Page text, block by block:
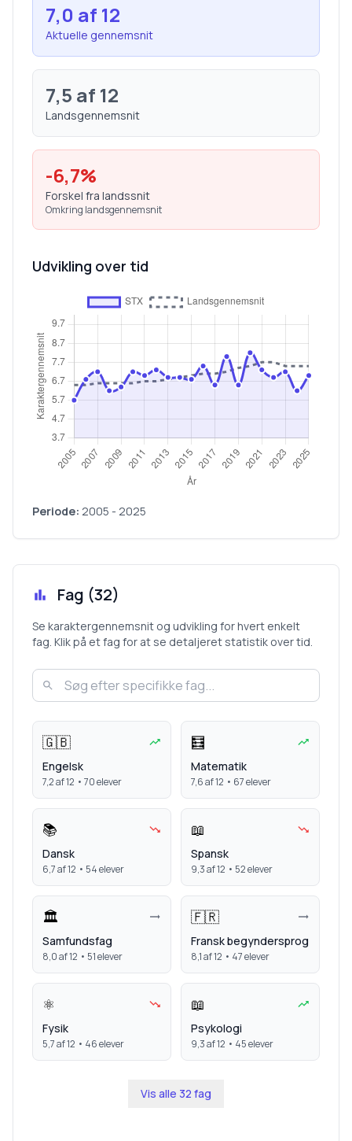
7,0 af 12
Aktuelle gennemsnit
7,5 af 12
Landsgennemsnit
-6,7%
Forskel fra landssnit
Omkring landsgennemsnit
Udvikling over tid
Periode: 2005 - 2025
Fag (32)
Se karaktergennemsnit og udvikling for hvert enkelt
fag. Klik på et fag for at se detaljeret statistik over tid.
🇬🇧
Engelsk
7,2af 12 • 70elever
🧮
Matematik
7,6af 12 • 67elever
📚
Dansk
6,7af 12 • 54elever
📖
Spansk
9,3af 12 • 52elever
🏛️
Samfundsfag
8,0af 12 • 51elever
🇫🇷
Fransk begyndersprog
8,1af 12 • 47elever
⚛️
Fysik
5,7af 12 • 46elever
📖
Psykologi
9,3af 12 • 45elever
Vis alle 32 fag